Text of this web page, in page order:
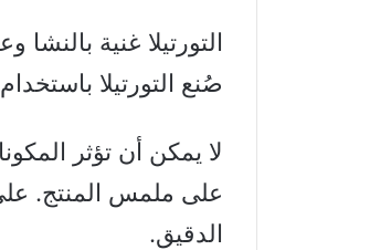
التورتيلا غنية
صُنع التورتيلا
لا يمكن أن تؤثر
على ملمس المنتج. على
الدقيق.